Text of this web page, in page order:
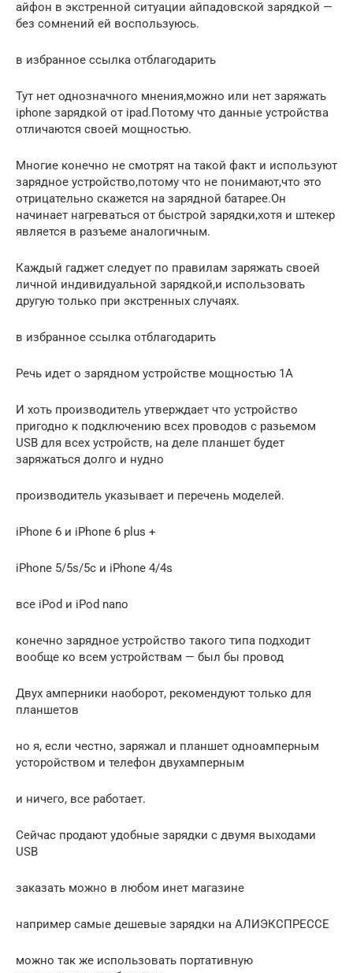
айфон в экстренной ситуации айпадовской зарядкой —
без сомнений ей воспользуюсь.
в избранное ссылка отблагодарить
Тут нет однозначного мнения,можно или нет заряжать
iphone зарядкой от ipad.Потому что данные устройства
отличаются своей мощностью.
Многие конечно не смотрят на такой факт и используют
зарядное устройство,потому что не понимают,что это
отрицательно скажется на зарядной батарее.Он
начинает нагреваться от быстрой зарядки,хотя и штекер
является в разъеме аналогичным.
Каждый гаджет следует по правилам заряжать своей
личной индивидуальной зарядкой,и использовать
другую только при экстренных случаях.
в избранное ссылка отблагодарить
Речь идет о зарядном устройстве мощностью 1А
И хоть производитель утверждает что устройство
пригодно к подключению всех проводов с разьемом
USB для всех устройств, на деле планшет будет
заряжаться долго и нудно
производитель указывает и перечень моделей.
iPhone 6 и iPhone 6 plus +
iPhone 5/5s/5c и iPhone 4/4s
все iPod и iPod nano
конечно зарядное устройство такого типа подходит
вообще ко всем устройствам — был бы провод
Двух амперники наоборот, рекомендуют только для
планшетов
но я, если честно, заряжал и планшет одноамперным
усторойством и телефон двухамперным
и ничего, все работает.
Сейчас продают удобные зарядки с двумя выходами
USB
заказать можно в любом инет магазине
например самые дешевые зарядки на АЛИЭКСПРЕССЕ
можно так же использовать портативную